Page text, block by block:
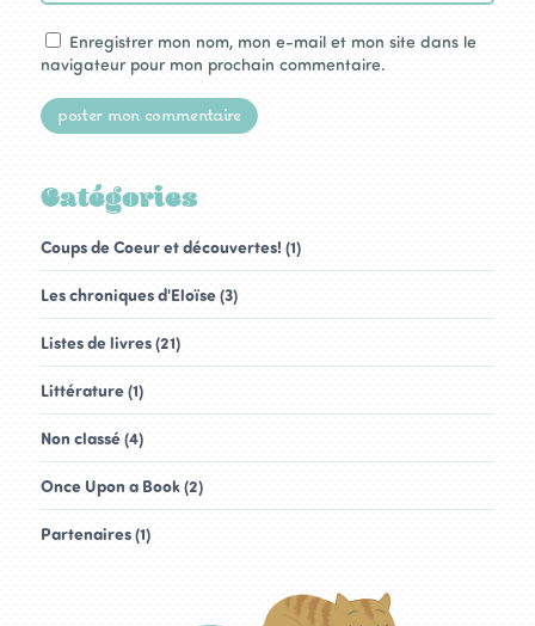
Enregistrer mon nom, mon e-mail et mon site dans le
navigateur pour mon prochain commentaire.
Catégories
Coups de Coeur et découvertes! (1)
Les chroniques d'Eloïse (3)
Listes de livres (21)
Littérature (1)
Non classé (4)
Once Upon a Book (2)
Partenaires (1)